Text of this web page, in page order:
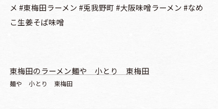
メ #東梅田ラーメン #兎我野町 #大阪味噌ラーメン #なめ
こ生姜そば味噌
東梅田のラーメン麺や 小とり 東梅田
麺や 小とり 東梅田